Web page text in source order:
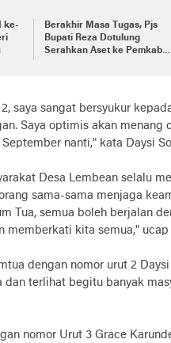
ke-
Berakhir Masa Tugas, Pjs
Bupati Reza Dotulung
Serahkan Aset ke Pemkab
saya sangat bersyukur
Saya optimis akan menang
nanti," kata Daysi
Desa Lembean selalu
sama-sama menjaga
Tua, semua boleh berjalan
memberkati kita semua,"
dengan nomor urut 2
dan terlihat begitu banyak
nomor Urut 3 Grace